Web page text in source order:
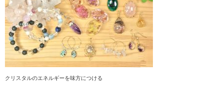
クリスタルのエネルギーを味方につける